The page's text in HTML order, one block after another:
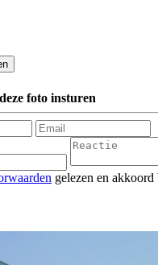
foto insturen
gelezen en akkoord